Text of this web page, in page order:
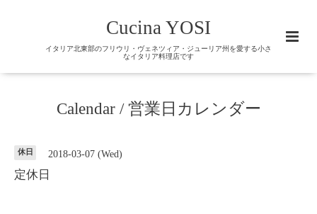
Cucina YOSI
イタリア北東部のフリウリ・ヴェネツィア・ジューリア州を愛する小さ
なイタリア料理店です
Calendar / 営業日カレンダー
休日 2018-03-07 (Wed)
定休日